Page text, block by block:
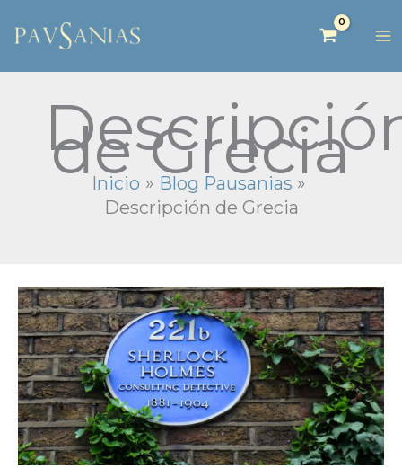
de Grecia
Inicio
Blog Pausanias
Descripción de Grecia